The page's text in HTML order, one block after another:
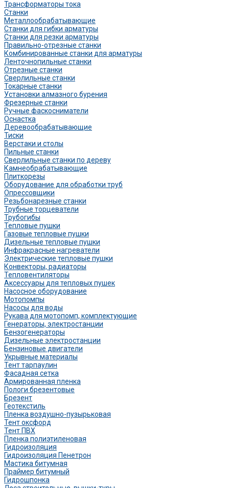
Трансформаторы тока
Станки
Металлообрабатывающие
Станки для гибки арматуры
Станки для резки арматуры
Правильно-отрезные станки
Комбинированные станки для арматуры
Ленточнопильные станки
Отрезные станки
Сверлильные станки
Токарные станки
Установки алмазного бурения
Фрезерные станки
Ручные фаскосниматели
Оснастка
Деревообрабатывающие
Тиски
Верстаки и столы
Пильные станки
Сверлильные станки по дереву
Камнеобрабатывающие
Плиткорезы
Оборудование для обработки труб
Опрессовщики
Резьбонарезные станки
Трубные торцеватели
Трубогибы
Тепловые пушки
Газовые тепловые пушки
Дизельные тепловые пушки
Инфракрасные нагреватели
Электрические тепловые пушки
Конвекторы, радиаторы
Тепловентиляторы
Аксессуары для тепловых пушек
Насосное оборудование
Мотопомпы
Насосы для воды
Рукава для мотопомп, комплектующие
Генераторы, электростанции
Бензогенераторы
Дизельные электростанции
Бензиновые двигатели
Укрывные материалы
Тент тарпаулин
Фасадная сетка
Армированная пленка
Пологи брезентовые
Брезент
Геотекстиль
Пленка воздушно-пузырьковая
Тент оксфорд
Тент ПВХ
Пленка полиэтиленовая
Гидроизоляция
Гидроизоляция Пенетрон
Мастика битумная
Праймер битумный
Гидрошпонка